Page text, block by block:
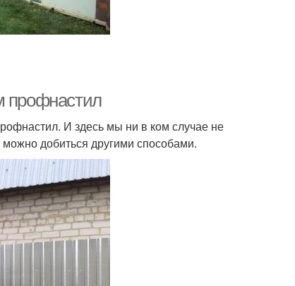
профнастил
И здесь мы ни в ком случае не
добиться другими способами.